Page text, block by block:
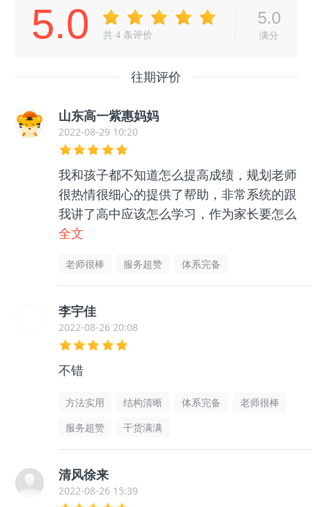
5.0 共4 条评价
5.0
满分
往期评价
山东高一紫惠妈妈
2022-08-29 10:20
我和孩子都不知道怎么提高成绩，规划老师
很热情很细心的提供了帮助，非常系统的跟
我讲了高中应该怎么学习，作为家长要怎么
帮助孩子等等很多东西，孩子和我都没有那
用的
全文
老师很棒 服务超赞 体系完备
李宇佳
2022-08-26 20:08
不错
方法实用 结构清晰 体系完备
老师很棒
服务超赞
干货满满
清风徐来
2022-08-26 15:39